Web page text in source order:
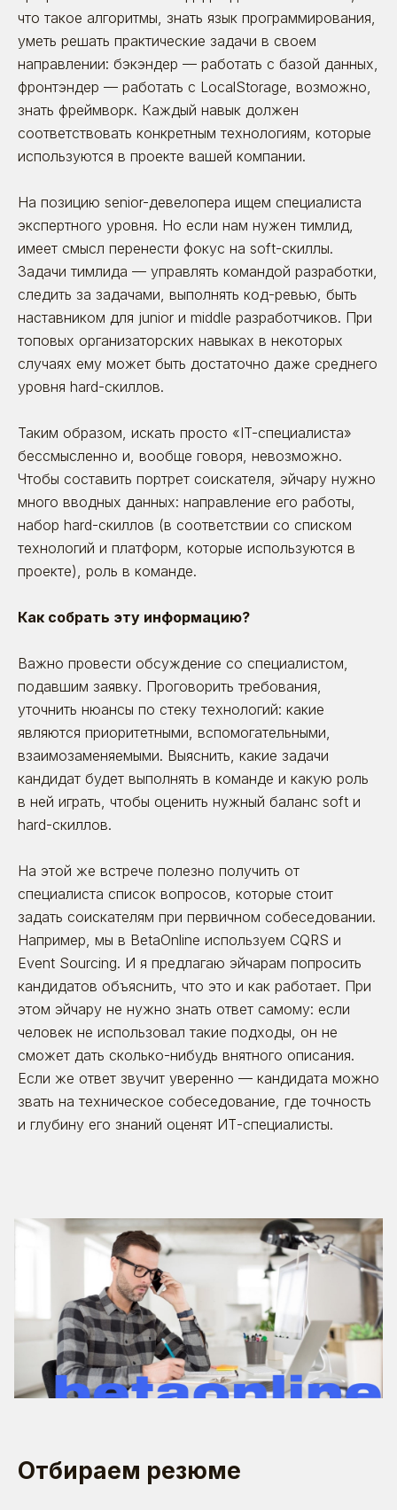
что такое алгоритмы, знать язык программирования,
уметь решать практические задачи в своем
направлении: бэкэндер — работать с базой данных,
фронтэндер — работать с LocalStorage, возможно,
знать фреймворк. Каждый навык должен
соответствовать конкретным технологиям, которые
используются в проекте вашей компании.
На позицию senior-девелопера ищем специалиста
экспертного уровня. Но если нам нужен тимлид,
имеет смысл перенести фокус на soft-скиллы.
Задачи тимлида — управлять командой разработки,
следить за задачами, выполнять код-ревью, быть
наставником для junior и middle разработчиков. При
топовых организаторских навыках в некоторых
случаях ему может быть достаточно даже среднего
уровня hard-скиллов.
Таким образом, искать просто «IT-специалиста»
бессмысленно и, вообще говоря, невозможно.
Чтобы составить портрет соискателя, эйчару нужно
много вводных данных: направление его работы,
набор hard-скиллов (в соответствии со списком
технологий и платформ, которые используются в
проекте), роль в команде.
Как собрать эту информацию?
Важно провести обсуждение со специалистом,
подавшим заявку. Проговорить требования,
уточнить нюансы по стеку технологий: какие
являются приоритетными, вспомогательными,
взаимозаменяемыми. Выяснить, какие задачи
кандидат будет выполнять в команде и какую роль
в ней играть, чтобы оценить нужный баланс soft и
hard-скиллов.
На этой же встрече полезно получить от
специалиста список вопросов, которые стоит
задать соискателям при первичном собеседовании.
Например, мы в BetaOnline используем CQRS и
Event Sourcing. И я предлагаю эйчарам попросить
кандидатов объяснить, что это и как работает. При
этом эйчару не нужно знать ответ самому: если
человек не использовал такие подходы, он не
сможет дать сколько-нибудь внятного описания.
Если же ответ звучит уверенно — кандидата можно
звать на техническое собеседование, где точность
и глубину его знаний оценят ИТ-специалисты.
Отбираем резюме